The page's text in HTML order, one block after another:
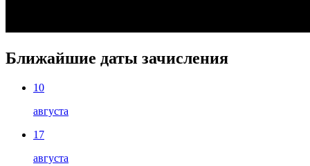
Ближайшие даты зачисления
10
августа
17
августа